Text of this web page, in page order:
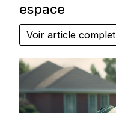
espace
Voir article complet